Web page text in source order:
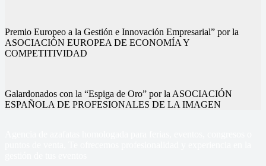
Premio Europeo a la Gestión e Innovación Empresarial” por la
ASOCIACIÓN EUROPEA DE ECONOMÍA Y
COMPETITIVIDAD
Galardonados con la “Espiga de Oro” por la ASOCIACIÓN
ESPAÑOLA DE PROFESIONALES DE LA IMAGEN